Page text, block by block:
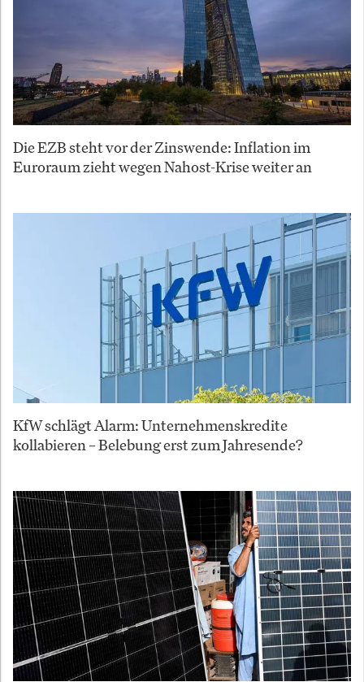
Die EZB steht vor der Zinswende: Inflation im
Euroraum zieht wegen Nahost-Krise weiter an
KfW schlägt Alarm: Unternehmenskredite
kollabieren – Belebung erst zum Jahresende?